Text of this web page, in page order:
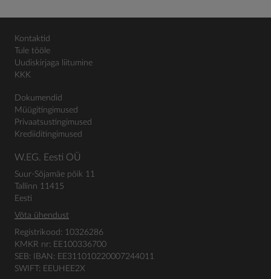
Kontaktid
Tule tööle
Uudiskirjaga liitumine
KKK
Dokumendid
Müügitingimused
Privaatsustingimused
Krediiditingimused
W.EG. Eesti OÜ
Suur-Sõjamäe põik 11
Tallinn 11415
Eesti
Võta ühendust
Registrikood: 10326286
KMKR nr: EE100336700
SEB: IBAN: EE311010220007244011
SWIFT: EEUHEE2X